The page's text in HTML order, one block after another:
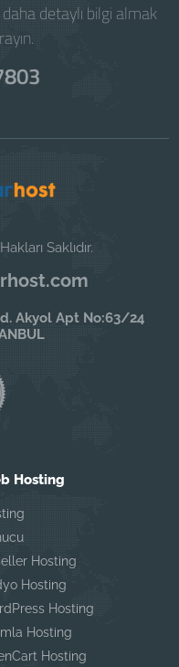
detaylı bilgi almak
Saklıdır.
Akyol Apt No:63/24
Hosting
Hosting
Hosting
Hosting
Hosting
Hosting